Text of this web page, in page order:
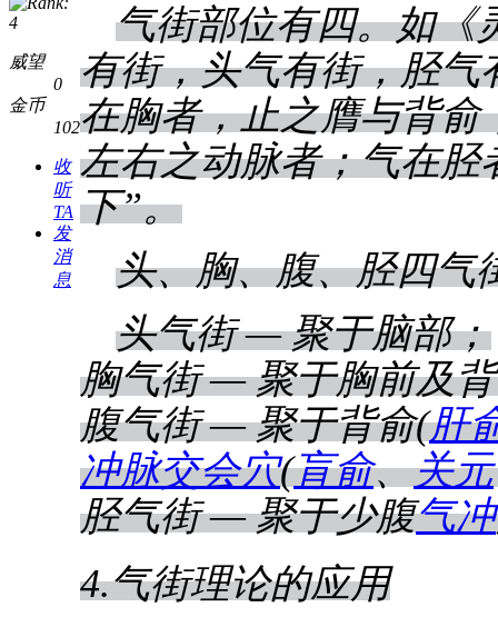
威望
0
金币
102
收
听
TA
发
消
息
气街部位有四。如《
有街，头气有街，胫气
在胸者，止之膺与背俞
左右之动脉者；气在胫
下”。
头、胸、腹、胫四气
头气街 — 聚于脑部；
胸气街 — 聚于胸前及
腹气街 — 聚于背俞(肝
冲脉交会穴(肓俞、关元
胫气街 — 聚于少腹气冲
4.气街理论的应用